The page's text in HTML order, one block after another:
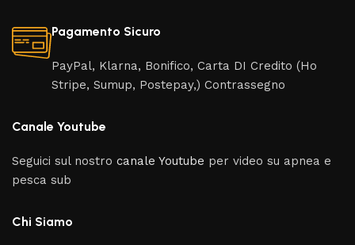
Pagamento Sicuro
PayPal, Klarna, Bonifico, Carta DI Credito (Ho
Stripe, Sumup, Postepay,) Contrassegno
Canale Youtube
Seguici sul nostrocanale Youtube per video su apnea e
pesca sub
Chi Siamo